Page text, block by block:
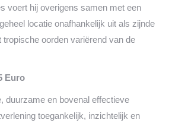
voert hij overigens samen met een
locatie onafhankelijk uit als zijnde
tropische oorden variërend van de
Euro
duurzame en bovenal effectieve
toegankelijk, inzichtelijk en